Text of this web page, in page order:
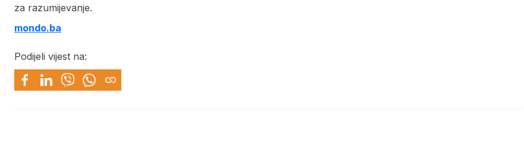
za razumijevanje.
mondo.ba
Podijeli vijest na: